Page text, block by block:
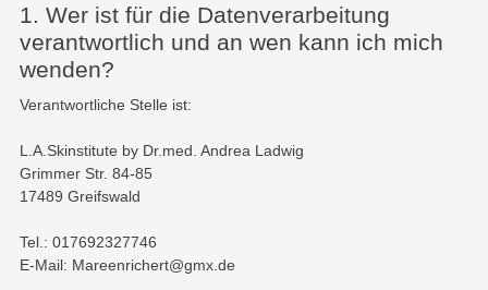
1. Wer ist für die Datenverarbeitung
verantwortlich und an wen kann ich mich
wenden?
Verantwortliche Stelle ist:
L.A.Skinstitute by Dr.med. Andrea Ladwig
Grimmer Str. 84-85
17489 Greifswald
Tel.: 017692327746
E-Mail: Mareenrichert@gmx.de